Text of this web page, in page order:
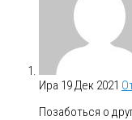
Ира 19 Дек 2021
Позаботься о